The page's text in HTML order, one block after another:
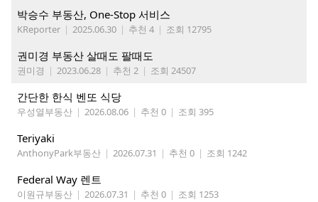
박승수 부동산, One-Stop 서비스
KReporter | 2025.06.30 | 추천 4 | 조회 12795
권미경 부동산 살때도 팔때도
권미경 | 2023.06.28 | 추천 2 | 조회 24507
간단한 한식 벤또 식당
우성열부동산 | 2026.08.06 | 추천 0 | 조회 395
Teriyaki
AnthonyPark부동산 | 2026.07.31 | 추천 0 | 조회 1242
Federal Way 렌트
이원규부동산 | 2026.07.31 | 추천 0 | 조회 1253